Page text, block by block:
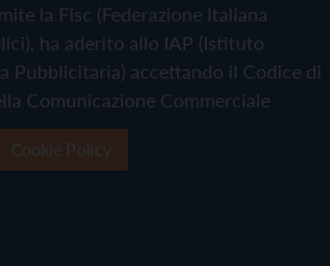
la Fisc (Federazione Italiana
ha aderito allo IAP (Istituto
Pubblicitaria) accettando il Codice di
Comunicazione Commerciale